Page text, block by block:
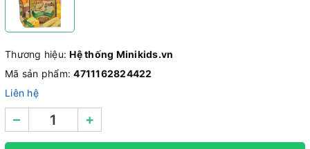
Thương hiệu:Hệ thống Minikids.vn
Mã sản phẩm:4711162824422
Liên hệ
– +